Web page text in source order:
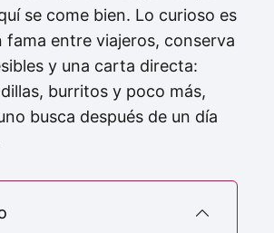
se come bien. Lo curioso es
fama entre viajeros, conserva
y una carta directa:
burritos y poco más,
busca después de un día